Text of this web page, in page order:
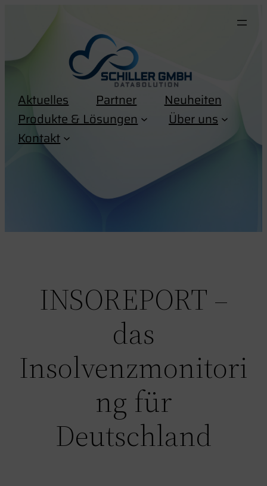
springen
Aktuelles Partner
Neuheiten
Produkte & Lösungen
Über uns
Kontakt
INSOREPORT –
das
Insolvenzmonitori
ng für
Deutschland